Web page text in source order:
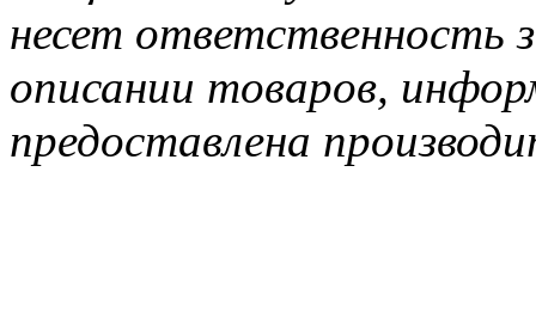
несет ответственность
описании товаров,
предоставлена